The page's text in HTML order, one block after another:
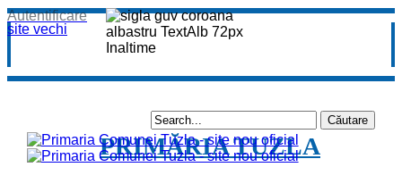
site vechi
Autentificare
PRIMĂRIA TUZLA